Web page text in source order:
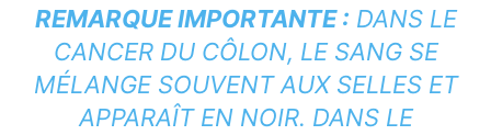
REMARQUE IMPORTANTE : DANS LE
CANCER DU CÔLON, LE SANG SE
MÉLANGE SOUVENT AUX SELLES ET
APPARAÎT EN NOIR. DANS LE